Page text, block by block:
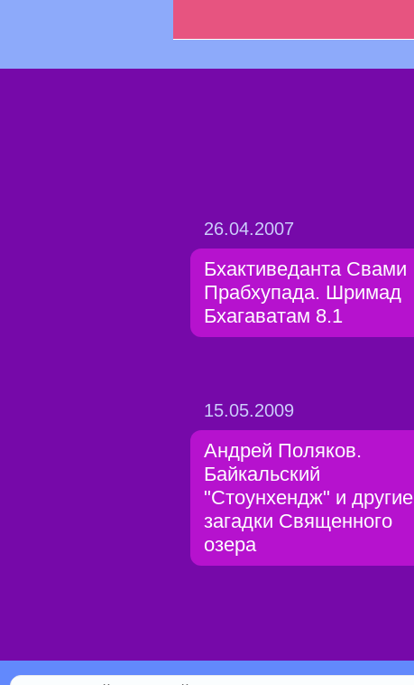
26.04.2007
Бхактиведанта Свами
Прабхупада. Шримад
Бхагаватам 8.1
15.05.2009
Андрей Поляков.
Байкальский
"Стоунхендж" и другие
загадки Священного
озера